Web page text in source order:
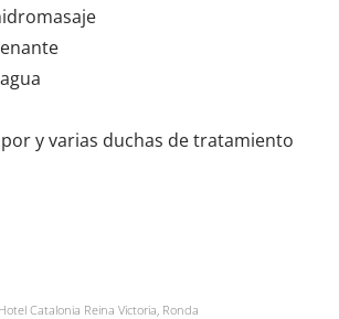
y varias duchas de tratamiento
Catalonia Reina Victoria, Ronda